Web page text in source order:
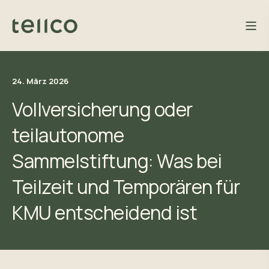
24. März 2026
Vollversicherung oder
teilautonome
Sammelstiftung: Was bei
Teilzeit und Temporären für
KMU entscheidend ist